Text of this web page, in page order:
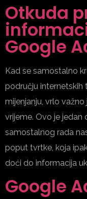
Otkuda
Google
Kad se samostalno
području internetskih
mijenjanju, vrlo
vrijeme. Ovo je
samostalnog rada
poput tvrtke, koja
doći do informacija
Google